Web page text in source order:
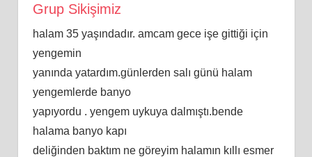
Grup Sikişimiz
halam 35 yaşındadır. amcam gece işe gittiği için
yengemin
yanında yatardım.günlerden salı günü halam
yengemlerde banyo
yapıyordu . yengem uykuya dalmıştı.bende
halama banyo kapı
deliğinden baktım ne göreyim halamın kıllı esmer